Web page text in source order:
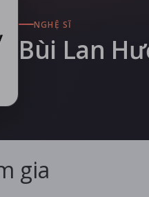
NGHỆ SĨ
Bùi Lan
gia